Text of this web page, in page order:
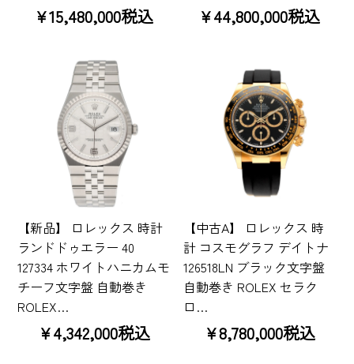
¥15,480,000税込 ¥44,800,000税込
【新品】 ロレックス 時計
ランドドゥエラー 40
127334 ホワイトハニカムモ
チーフ文字盤 自動巻き
ROLEX…
¥4,342,000税込
【中古A】 ロレックス 時
計 コスモグラフ デイトナ
126518LN ブラック文字盤
自動巻き ROLEX セラク
ロ…
¥8,780,000税込